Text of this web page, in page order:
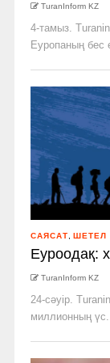
TuranInform KZ
4-тамыз.
Еуропаның бес
САЯСАТ ШЕТЕЛ
Еуроодақ:
TuranInform KZ
24-сәуір.
миллионның үс...